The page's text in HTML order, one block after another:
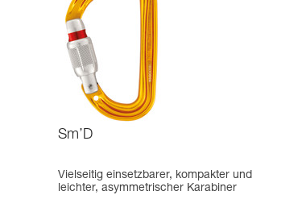
Sm’D
Vielseitig einsetzbarer, kompakter und
leichter, asymmetrischer Karabiner